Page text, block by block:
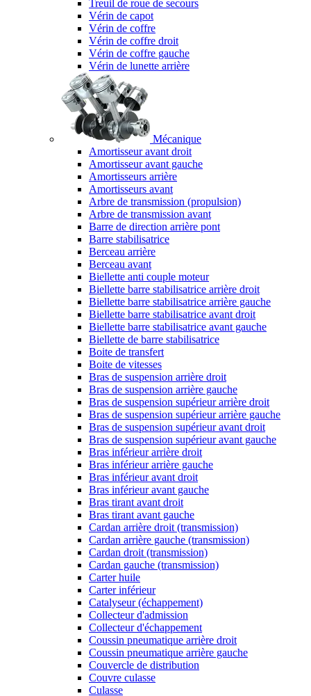
Treuil de roue de secours
Vérin de capot
Vérin de coffre
Vérin de coffre droit
Vérin de coffre gauche
Vérin de lunette arrière
Mécanique
Amortisseur avant droit
Amortisseur avant gauche
Amortisseurs arrière
Amortisseurs avant
Arbre de transmission (propulsion)
Arbre de transmission avant
Barre de direction arrière pont
Barre stabilisatrice
Berceau arrière
Berceau avant
Biellette anti couple moteur
Biellette barre stabilisatrice arrière droit
Biellette barre stabilisatrice arrière gauche
Biellette barre stabilisatrice avant droit
Biellette barre stabilisatrice avant gauche
Biellette de barre stabilisatrice
Boite de transfert
Boite de vitesses
Bras de suspension arrière droit
Bras de suspension arrière gauche
Bras de suspension supérieur arrière droit
Bras de suspension supérieur arrière gauche
Bras de suspension supérieur avant droit
Bras de suspension supérieur avant gauche
Bras inférieur arrière droit
Bras inférieur arrière gauche
Bras inférieur avant droit
Bras inférieur avant gauche
Bras tirant avant droit
Bras tirant avant gauche
Cardan arrière droit (transmission)
Cardan arrière gauche (transmission)
Cardan droit (transmission)
Cardan gauche (transmission)
Carter huile
Carter inférieur
Catalyseur (échappement)
Collecteur d'admission
Collecteur d'échappement
Coussin pneumatique arrière droit
Coussin pneumatique arrière gauche
Couvercle de distribution
Couvre culasse
Culasse